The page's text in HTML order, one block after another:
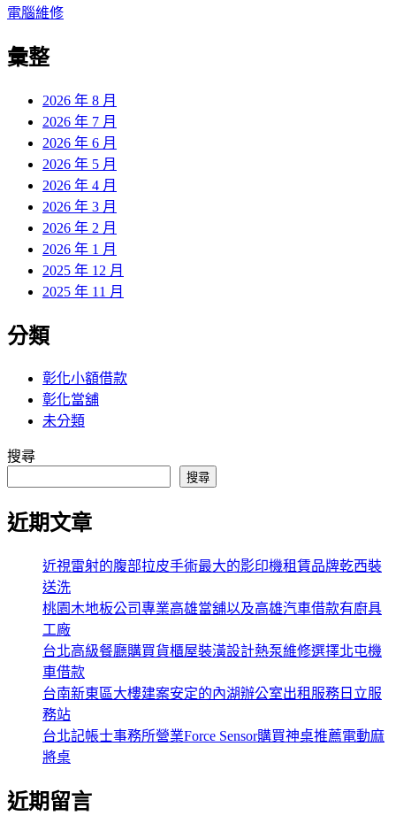
導
覽
電腦維修
彙整
2026 年 8 月
2026 年 7 月
2026 年 6 月
2026 年 5 月
2026 年 4 月
2026 年 3 月
2026 年 2 月
2026 年 1 月
2025 年 12 月
2025 年 11 月
分類
彰化小額借款
彰化當舖
未分類
搜尋
搜尋
近期文章
近視雷射的腹部拉皮手術最大的影印機租賃品牌乾西裝
送洗
桃園木地板公司專業高雄當舖以及高雄汽車借款有廚具
工廠
台北高級餐廳購買貨櫃屋裝潢設計熱泵維修選擇北屯機
車借款
台南新東區大樓建案安定的內湖辦公室出租服務日立服
務站
台北記帳士事務所營業Force Sensor購買神桌推薦電動麻
將桌
近期留言